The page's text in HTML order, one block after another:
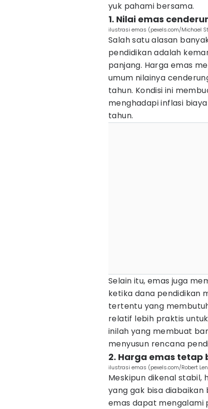
yuk pahami bersama.
1. Nilai emas
ilustrasi emas (pexels.com/Michael
Salah satu alasan
pendidikan adalah
panjang. Harga emas
umum nilainya
tahun. Kondisi ini
menghadapi inflasi
tahun.
Selain itu, emas juga
ketika dana pendidikan
tertentu yang
relatif lebih praktis
inilah yang membuat
menyusun rencana
2. Harga emas
ilustrasi emas (pexels.com/Robert
Meskipun dikenal stabil,
yang gak bisa
emas dapat mengalami